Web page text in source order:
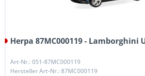
Herpa 87MC000119 - Lamborghini
Art-Nr.: 051-87MC000119
Hersteller Art-Nr.: 87MC000119